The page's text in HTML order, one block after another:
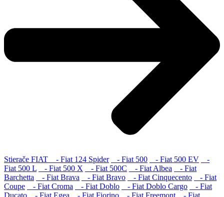
Stierače FIAT - Fiat 124 Spider - Fiat 500 - Fiat 500 EV
-
Fiat 500 L
- Fiat 500 X - Fiat 500C - Fiat Albea
- Fiat
Barchetta
- Fiat Brava - Fiat Bravo - Fiat Cinquecento
- Fiat
Coupe
- Fiat Croma - Fiat Doblo - Fiat Doblo Cargo
- Fiat